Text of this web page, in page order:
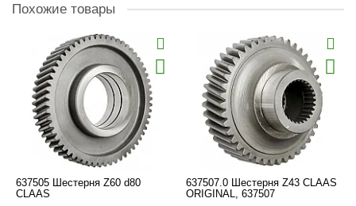
Похожие товары
637505 Шестерня Z60 d80
CLAAS
637507.0 Шестерня Z43 CLAAS
ORIGINAL, 637507